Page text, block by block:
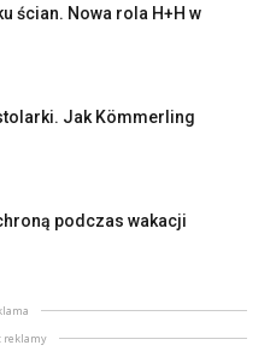
ścian. Nowa rola H+H w
Jak Kömmerling
podczas wakacji
reklamy